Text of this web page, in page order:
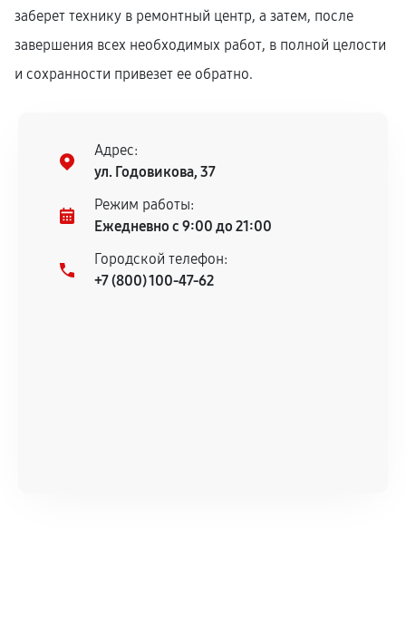
заберет технику в ремонтный центр, а затем, после
завершения всех необходимых работ, в полной целости
и сохранности привезет ее обратно.
Адрес:
ул. Годовикова, 37
Режим работы:
Ежедневно с 9:00 до 21:00
Городской телефон:
+7 (800) 100-47-62